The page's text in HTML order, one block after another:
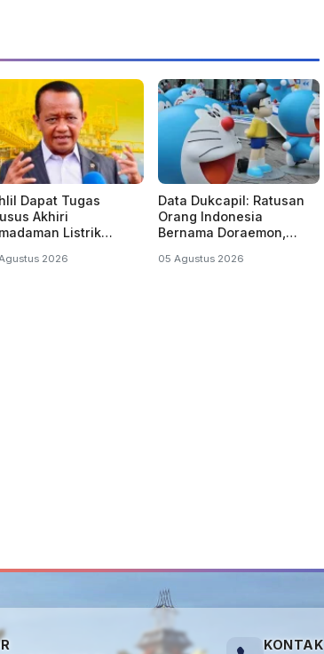
Dapat Tugas
Akhiri
Listrik
2026
Data Dukcapil: Ratusan
Orang Indonesia
Bernama Doraemon,
05 Agustus 2026
KONTAK